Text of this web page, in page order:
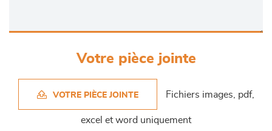
Votre pièce jointe
VOTRE PIÈCE JOINTE Fichiers images, pdf,
excel et word uniquement